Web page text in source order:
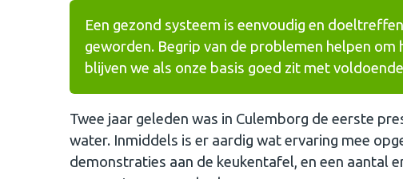
Een gezond systeem is eenvoudig en
geworden. Begrip van de problemen helpen
blijven we als onze basis goed zit met
Twee jaar geleden was in Culemborg de eerste
water. Inmiddels is er aardig wat ervaring mee
demonstraties aan de keukentafel, en een aantal